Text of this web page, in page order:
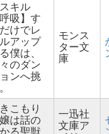
キル
呼吸】す
けでレ
アップ
僕は、
のダン
ンへ挑
モンス
ター文
庫
こもり
は話の
る聖獣
一迅社
文庫ア